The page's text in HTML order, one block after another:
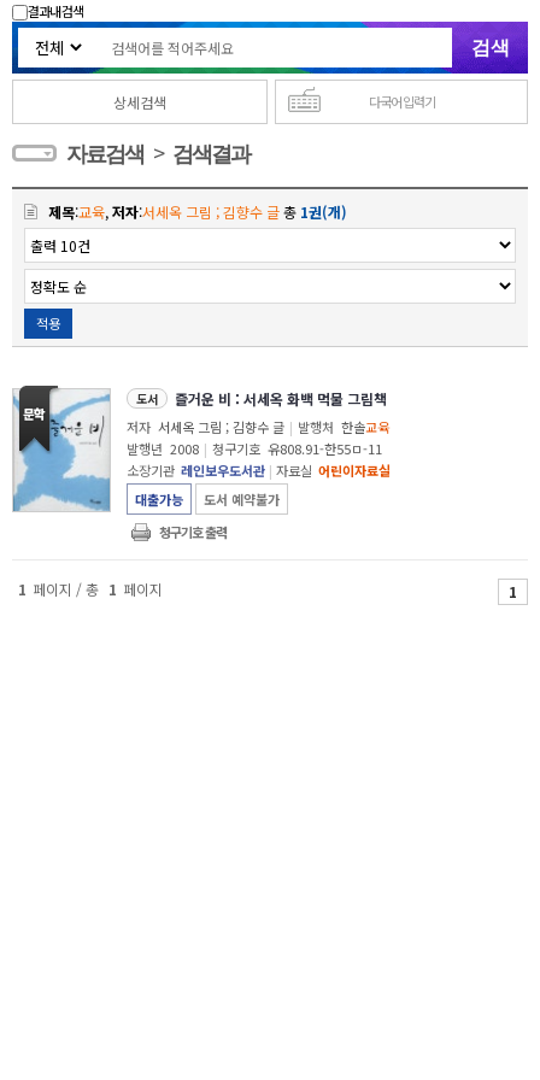
결과내 검색
상세검색 다국어 입력기
자료검색 > 검색결과
제목:교육,저자:서세옥 그림 ; 김향수 글총 1권(개)
적용
도서 즐거운 비 : 서세옥 화백 먹물 그림책
저자 서세옥 그림 ; 김향수 글 | 발행처 한솔교육
발행년 2008 | 청구기호 유808.91-한55ㅁ-11
소장기관 레인보우도서관 | 자료실 어린이자료실
대출가능
도서 예약불가
청구기호 출력
1 페이지 / 총 1 페이지 1